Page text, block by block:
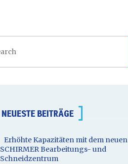
NEUESTE BEITRÄGE
Erhöhte Kapazitäten mit dem neuen
SCHIRMER Bearbeitungs- und
Schneidzentrum